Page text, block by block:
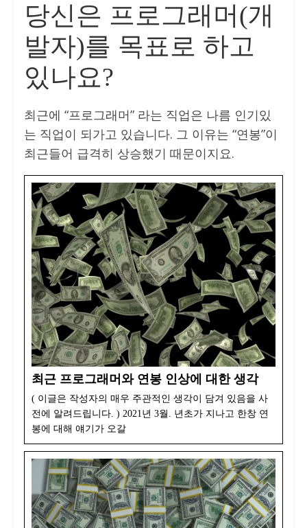
당신은 프로그래머(개
발자)를 목표로 하고
있나요?
최근에 “프로그래머” 라는 직업은 나름 인기있
는 직업이 되가고 있습니다. 그 이유는 “연봉”이
최근들어 급격히 상승했기 때문이지요.
최근 프로그래머와 연봉 인상에 대한 생각
( 이글은 작성자의 매우 주관적인 생각이 담겨 있음을 사
전에 알려드립니다. ) 2021년 3월. 년초가 지나고 한창 연
봉에 대해 얘기가 오갈